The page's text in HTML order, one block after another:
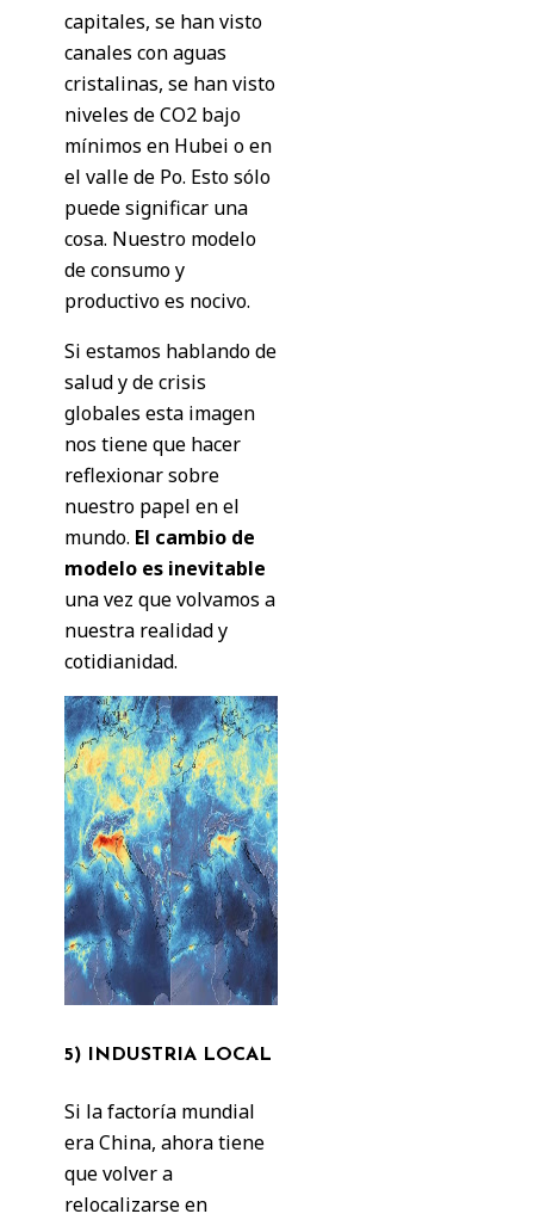
capitales, se han visto
canales con aguas
cristalinas, se han visto
niveles de CO2 bajo
mínimos en Hubei o en
el valle de Po. Esto sólo
puede significar una
cosa. Nuestro modelo
de consumo y
productivo es nocivo.
Si estamos hablando de
salud y de crisis
globales esta imagen
nos tiene que hacer
reflexionar sobre
nuestro papel en el
mundo. El cambio de
modelo es inevitable
una vez que volvamos a
nuestra realidad y
cotidianidad.
5) INDUSTRIA LOCAL
Si la factoría mundial
era China, ahora tiene
que volver a
relocalizarse en